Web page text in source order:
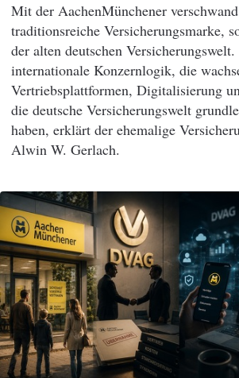
Mit der AachenMünchener
traditionsreiche Versicherungsmarke,
der alten deutschen
internationale Konzernlogik, die
Vertriebsplattformen, Digitalisierung
die deutsche Versicherungswelt
haben, erklärt der ehemalige
Alwin W. Gerlach.